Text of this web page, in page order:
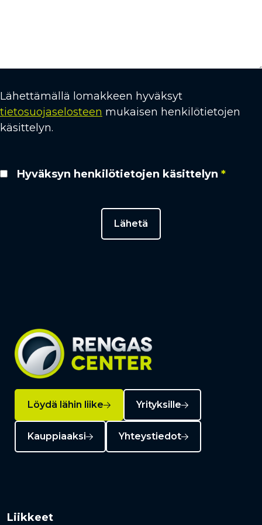
Lähettämällä lomakkeen hyväksyt
tietosuojaselosteen mukaisen henkilötietojen
käsittelyn.
Hyväksyn henkilötietojen käsittelyn *
Löydä lähin liike Yrityksille
Kauppiaaksi Yhteystiedot
Liikkeet